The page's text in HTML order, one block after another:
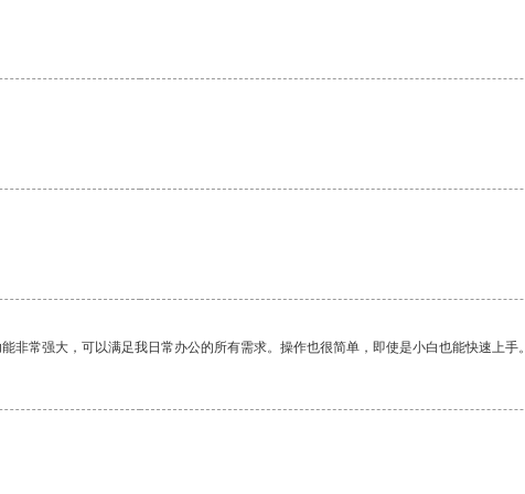
常强大，可以满足我日常办公的所有需求。操作也很简单，即使是小白也能快速上手。